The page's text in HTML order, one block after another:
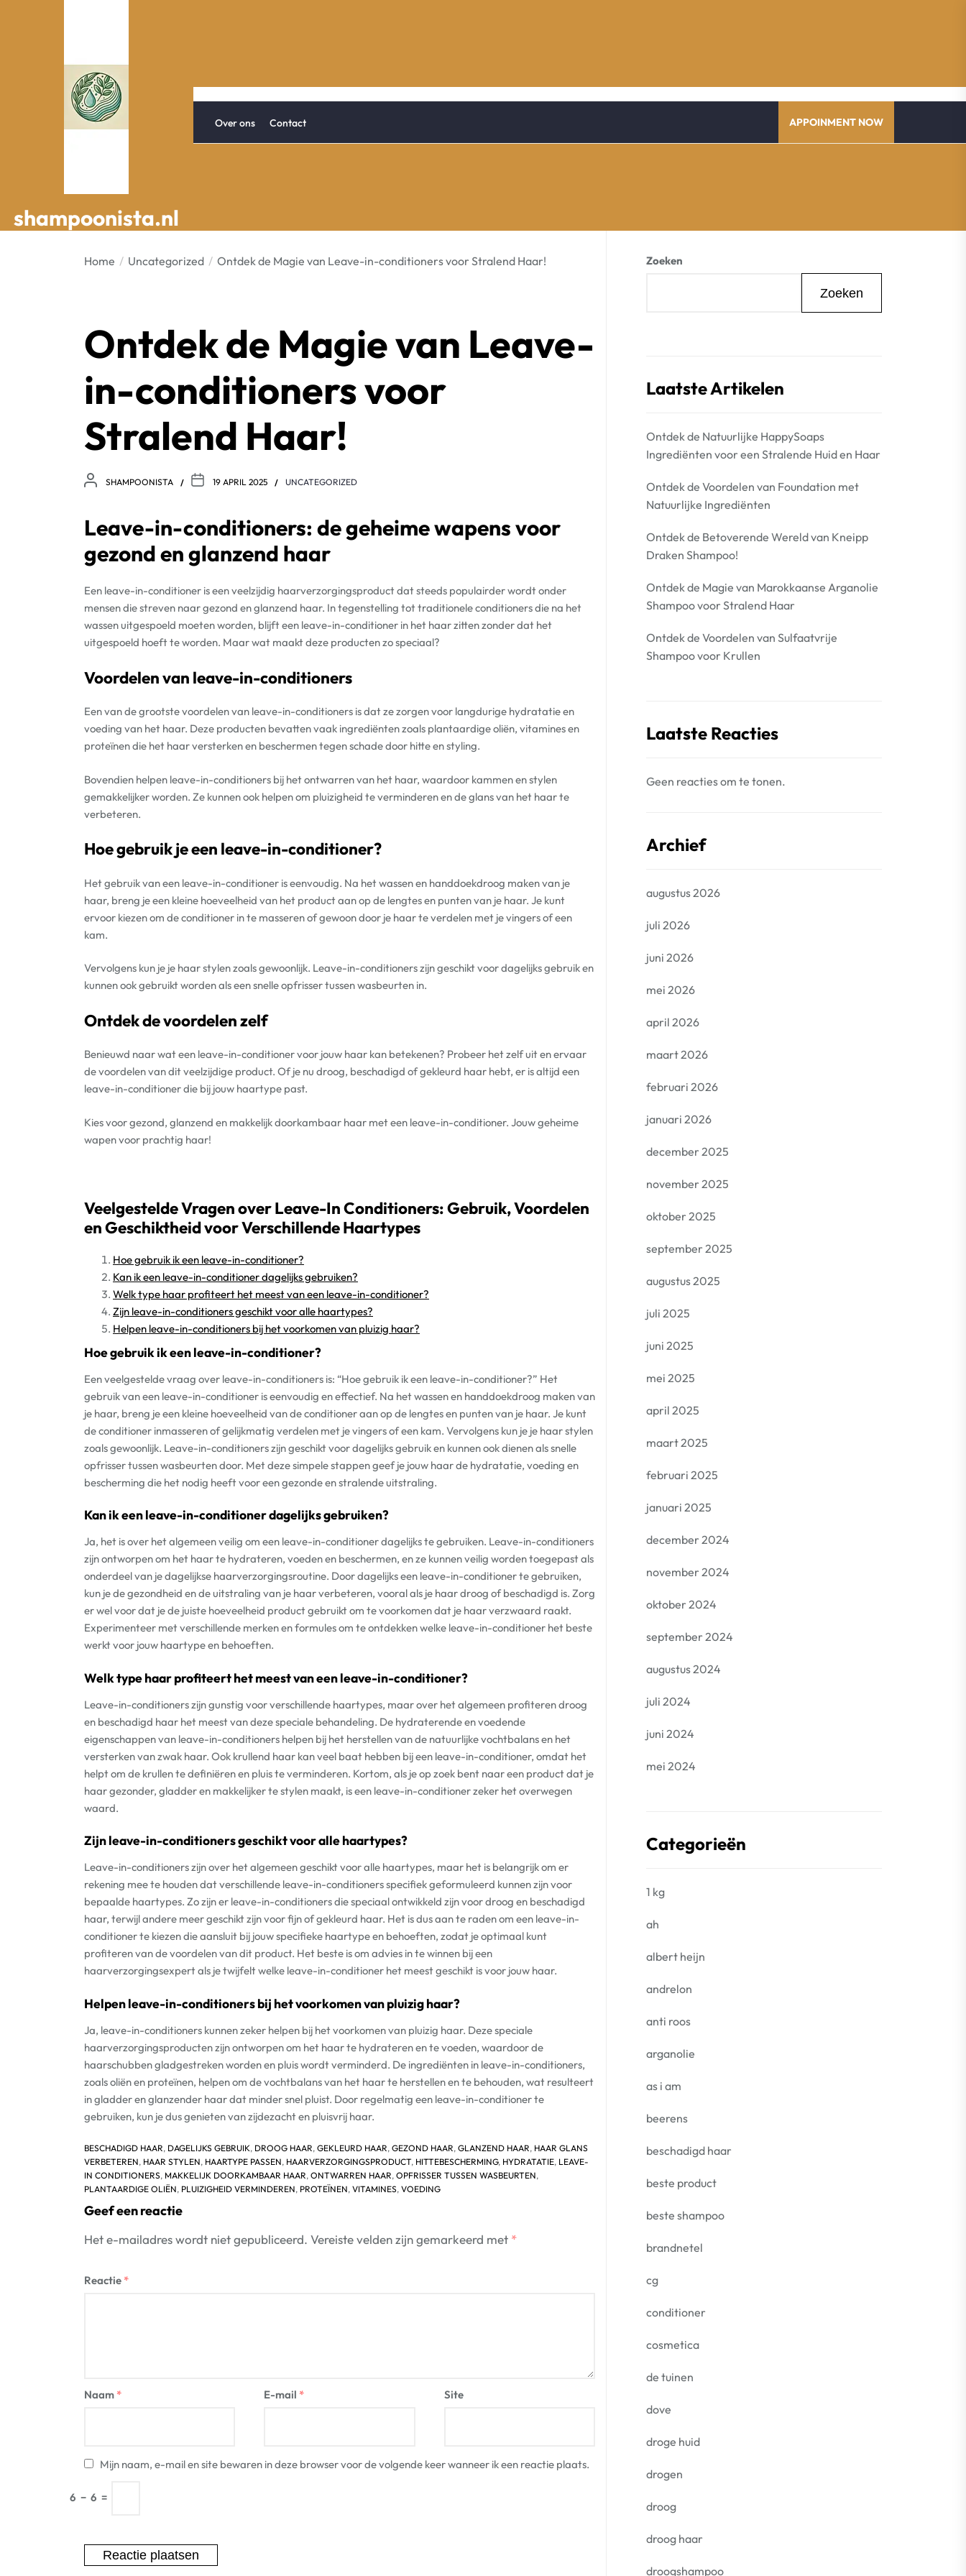
shampoonista.nl
shampoonista.nl
Over ons Contact APPOINMENT NOW
Home Uncategorized Ontdek de Magie van Leave-in-conditioners voor Stralend Haar!
Ontdek de Magie van Leave-
in-conditioners voor
Stralend Haar!
SHAMPOONISTA 19 APRIL 2025 UNCATEGORIZED
Leave-in-conditioners: de geheime wapens voor
gezond en glanzend haar
Een leave-in-conditioner is een veelzijdig haarverzorgingsproduct dat steeds populairder wordt onder
mensen die streven naar gezond en glanzend haar. In tegenstelling tot traditionele conditioners die na het
wassen uitgespoeld moeten worden, blijft een leave-in-conditioner in het haar zitten zonder dat het
uitgespoeld hoeft te worden. Maar wat maakt deze producten zo speciaal?
Voordelen van leave-in-conditioners
Een van de grootste voordelen van leave-in-conditioners is dat ze zorgen voor langdurige hydratatie en
voeding van het haar. Deze producten bevatten vaak ingrediënten zoals plantaardige oliën, vitamines en
proteïnen die het haar versterken en beschermen tegen schade door hitte en styling.
Bovendien helpen leave-in-conditioners bij het ontwarren van het haar, waardoor kammen en stylen
gemakkelijker worden. Ze kunnen ook helpen om pluizigheid te verminderen en de glans van het haar te
verbeteren.
Hoe gebruik je een leave-in-conditioner?
Het gebruik van een leave-in-conditioner is eenvoudig. Na het wassen en handdoekdroog maken van je
haar, breng je een kleine hoeveelheid van het product aan op de lengtes en punten van je haar. Je kunt
ervoor kiezen om de conditioner in te masseren of gewoon door je haar te verdelen met je vingers of een
kam.
Vervolgens kun je je haar stylen zoals gewoonlijk. Leave-in-conditioners zijn geschikt voor dagelijks gebruik en
kunnen ook gebruikt worden als een snelle opfrisser tussen wasbeurten in.
Ontdek de voordelen zelf
Benieuwd naar wat een leave-in-conditioner voor jouw haar kan betekenen? Probeer het zelf uit en ervaar
de voordelen van dit veelzijdige product. Of je nu droog, beschadigd of gekleurd haar hebt, er is altijd een
leave-in-conditioner die bij jouw haartype past.
Kies voor gezond, glanzend en makkelijk doorkambaar haar met een leave-in-conditioner. Jouw geheime
wapen voor prachtig haar!
Veelgestelde Vragen over Leave-In Conditioners: Gebruik, Voordelen
en Geschiktheid voor Verschillende Haartypes
Hoe gebruik ik een leave-in-conditioner?
Kan ik een leave-in-conditioner dagelijks gebruiken?
Welk type haar profiteert het meest van een leave-in-conditioner?
Zijn leave-in-conditioners geschikt voor alle haartypes?
Helpen leave-in-conditioners bij het voorkomen van pluizig haar?
Hoe gebruik ik een leave-in-conditioner?
Een veelgestelde vraag over leave-in-conditioners is: “Hoe gebruik ik een leave-in-conditioner?” Het
gebruik van een leave-in-conditioner is eenvoudig en effectief. Na het wassen en handdoekdroog maken van
je haar, breng je een kleine hoeveelheid van de conditioner aan op de lengtes en punten van je haar. Je kunt
de conditioner inmasseren of gelijkmatig verdelen met je vingers of een kam. Vervolgens kun je je haar stylen
zoals gewoonlijk. Leave-in-conditioners zijn geschikt voor dagelijks gebruik en kunnen ook dienen als snelle
opfrisser tussen wasbeurten door. Met deze simpele stappen geef je jouw haar de hydratatie, voeding en
bescherming die het nodig heeft voor een gezonde en stralende uitstraling.
Kan ik een leave-in-conditioner dagelijks gebruiken?
Ja, het is over het algemeen veilig om een leave-in-conditioner dagelijks te gebruiken. Leave-in-conditioners
zijn ontworpen om het haar te hydrateren, voeden en beschermen, en ze kunnen veilig worden toegepast als
onderdeel van je dagelijkse haarverzorgingsroutine. Door dagelijks een leave-in-conditioner te gebruiken,
kun je de gezondheid en de uitstraling van je haar verbeteren, vooral als je haar droog of beschadigd is. Zorg
er wel voor dat je de juiste hoeveelheid product gebruikt om te voorkomen dat je haar verzwaard raakt.
Experimenteer met verschillende merken en formules om te ontdekken welke leave-in-conditioner het beste
werkt voor jouw haartype en behoeften.
Welk type haar profiteert het meest van een leave-in-conditioner?
Leave-in-conditioners zijn gunstig voor verschillende haartypes, maar over het algemeen profiteren droog
en beschadigd haar het meest van deze speciale behandeling. De hydraterende en voedende
eigenschappen van leave-in-conditioners helpen bij het herstellen van de natuurlijke vochtbalans en het
versterken van zwak haar. Ook krullend haar kan veel baat hebben bij een leave-in-conditioner, omdat het
helpt om de krullen te definiëren en pluis te verminderen. Kortom, als je op zoek bent naar een product dat je
haar gezonder, gladder en makkelijker te stylen maakt, is een leave-in-conditioner zeker het overwegen
waard.
Zijn leave-in-conditioners geschikt voor alle haartypes?
Leave-in-conditioners zijn over het algemeen geschikt voor alle haartypes, maar het is belangrijk om er
rekening mee te houden dat verschillende leave-in-conditioners specifiek geformuleerd kunnen zijn voor
bepaalde haartypes. Zo zijn er leave-in-conditioners die speciaal ontwikkeld zijn voor droog en beschadigd
haar, terwijl andere meer geschikt zijn voor fijn of gekleurd haar. Het is dus aan te raden om een leave-in-
conditioner te kiezen die aansluit bij jouw specifieke haartype en behoeften, zodat je optimaal kunt
profiteren van de voordelen van dit product. Het beste is om advies in te winnen bij een
haarverzorgingsexpert als je twijfelt welke leave-in-conditioner het meest geschikt is voor jouw haar.
Helpen leave-in-conditioners bij het voorkomen van pluizig haar?
Ja, leave-in-conditioners kunnen zeker helpen bij het voorkomen van pluizig haar. Deze speciale
haarverzorgingsproducten zijn ontworpen om het haar te hydrateren en te voeden, waardoor de
haarschubben gladgestreken worden en pluis wordt verminderd. De ingrediënten in leave-in-conditioners,
zoals oliën en proteïnen, helpen om de vochtbalans van het haar te herstellen en te behouden, wat resulteert
in gladder en glanzender haar dat minder snel pluist. Door regelmatig een leave-in-conditioner te
gebruiken, kun je dus genieten van zijdezacht en pluisvrij haar.
BESCHADIGD HAAR, DAGELIJKS GEBRUIK, DROOG HAAR, GEKLEURD HAAR, GEZOND HAAR, GLANZEND HAAR, HAAR GLANS
VERBETEREN, HAAR STYLEN, HAARTYPE PASSEN, HAARVERZORGINGSPRODUCT, HITTEBESCHERMING, HYDRATATIE, LEAVE-
IN CONDITIONERS, MAKKELIJK DOORKAMBAAR HAAR, ONTWARREN HAAR, OPFRISSER TUSSEN WASBEURTEN,
PLANTAARDIGE OLIËN, PLUIZIGHEID VERMINDEREN, PROTEÏNEN, VITAMINES, VOEDING
Geef een reactie
Het e-mailadres wordt niet gepubliceerd. Vereiste velden zijn gemarkeerd met *
Reactie *
Naam * E-mail * Site
Mijn naam, e-mail en site bewaren in deze browser voor de volgende keer wanneer ik een reactie plaats.
6 − 6 =
Zoeken
Zoeken
Laatste Artikelen
Ontdek de Natuurlijke HappySoaps
Ingrediënten voor een Stralende Huid en Haar
Ontdek de Voordelen van Foundation met
Natuurlijke Ingrediënten
Ontdek de Betoverende Wereld van Kneipp
Draken Shampoo!
Ontdek de Magie van Marokkaanse Arganolie
Shampoo voor Stralend Haar
Ontdek de Voordelen van Sulfaatvrije
Shampoo voor Krullen
Laatste Reacties
Geen reacties om te tonen.
Archief
augustus 2026
juli 2026
juni 2026
mei 2026
april 2026
maart 2026
februari 2026
januari 2026
december 2025
november 2025
oktober 2025
september 2025
augustus 2025
juli 2025
juni 2025
mei 2025
april 2025
maart 2025
februari 2025
januari 2025
december 2024
november 2024
oktober 2024
september 2024
augustus 2024
juli 2024
juni 2024
mei 2024
Categorieën
1 kg
ah
albert heijn
andrelon
anti roos
arganolie
as i am
beerens
beschadigd haar
beste product
beste shampoo
brandnetel
cg
conditioner
cosmetica
de tuinen
dove
droge huid
drogen
droog
droog haar
droogshampoo